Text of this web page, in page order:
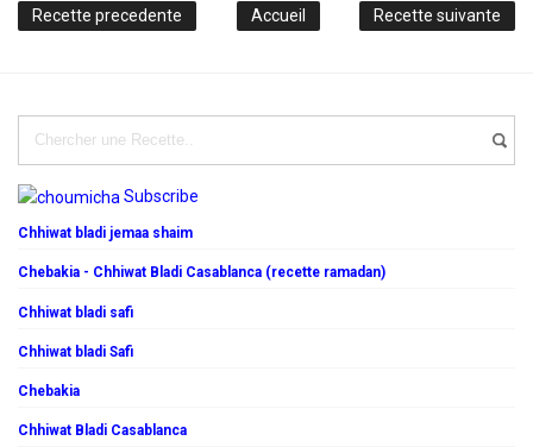
Recette precedente Recette suivante
Accueil
Subscribe
Chhiwat bladi jemaa shaim
Chebakia - Chhiwat Bladi Casablanca (recette ramadan)
Chhiwat bladi safi
Chhiwat bladi Safi
Chebakia
Chhiwat Bladi Casablanca